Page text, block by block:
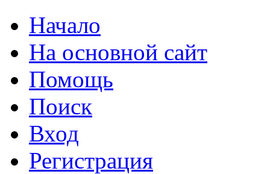
Начало
На основной сайт
Помощь
Поиск
Вход
Регистрация